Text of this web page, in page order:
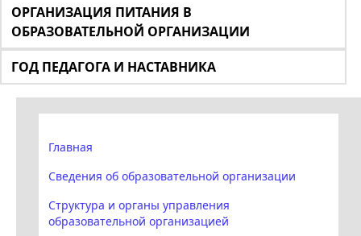
ОРГАНИЗАЦИЯ ПИТАНИЯ В
ОБРАЗОВАТЕЛЬНОЙ ОРГАНИЗАЦИИ
ГОД ПЕДАГОГА И НАСТАВНИКА
Главная
Сведения об образовательной организации
Структура и органы управления
образовательной организацией